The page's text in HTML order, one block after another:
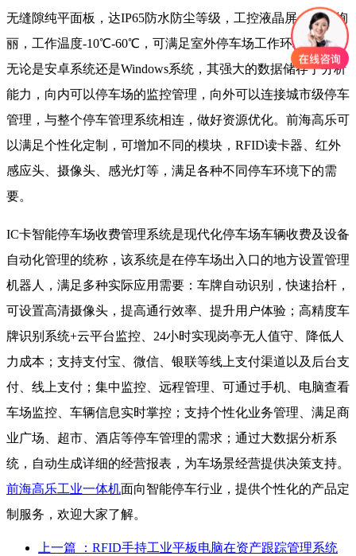
无缝隙纯平面板，达IP65防水防尘等级，工控液晶屏，色彩绚
丽，工作温度-10℃-60℃，可满足室外停车场工作环境需要。
无论是安卓系统还是Windows系统，其强大的数据储存于分析
能力，向内可以停车场的监控管理，向外可以连接城市级停车
管理，与整个停车管理系统相连，做好资源优化。前海高乐可
以满足个性化定制，可增加不同的模块，RFID读卡器、红外
感应头、摄像头、感光灯等，满足各种不同停车环境下的需
要。
IC卡智能停车场收费管理系统是现代化停车场车辆收费及设备
自动化管理的统称，该系统是在停车场出入口的地方设置管理
机器人，满足多种实际应用需要：车牌自动识别，快速抬杆，
可设置高清摄像头，提高通行效率、提升用户体验；高精度车
牌识别系统+云平台监控、24小时实现岗亭无人值守、降低人
力成本；支持支付宝、微信、银联等线上支付渠道以及后台支
付、线上支付；集中监控、远程管理、可通过手机、电脑查看
车场监控、车辆信息实时掌控；支持个性化业务管理、满足商
业广场、超市、酒店等停车管理的需求；通过大数据分析系
统，自动生成详细的经营报表，为车场景经营提供决策支持。
前海高乐工业一体机面向智能停车行业，提供个性化的产品定
制服务，欢迎大家了解。
上一篇
：RFID手持工业平板电脑在资产跟踪管理系统